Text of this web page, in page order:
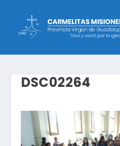
DSC02264